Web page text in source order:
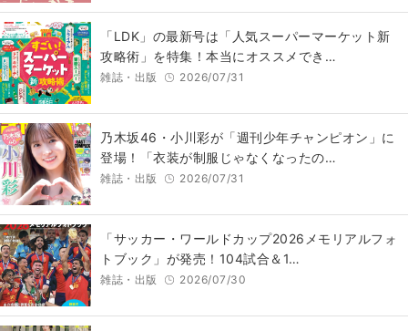
「LDK」の最新号は「人気スーパーマーケット新
攻略術」を特集！本当にオススメでき…
雑誌・出版 2026/07/31
乃木坂46・小川彩が「週刊少年チャンピオン」に
登場！「衣装が制服じゃなくなったの…
雑誌・出版 2026/07/31
「サッカー・ワールドカップ2026メモリアルフォ
トブック」が発売！104試合＆1…
雑誌・出版 2026/07/30